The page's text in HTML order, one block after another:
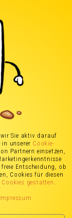
Sie aktiv darauf
in unserer Cookie-
Partnern einsetzen,
Entscheidung, ob
Cookies für diesen
gestatten .